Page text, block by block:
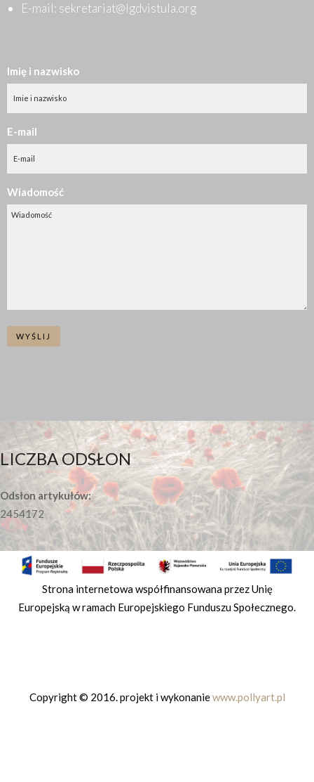
E-mail: sekretariat@lgdvistula.org
Imię i nazwisko
E-mail
Wiadomość
WYŚLIJ
LICZBA ODSŁON
Odsłon artykułów:
2454172
Strona internetowa współfinansowana przez Unię
Europejską w ramach Europejskiego Funduszu Społecznego.
Copyright © 2016. projekt i wykonaniewww.pollyart.pl